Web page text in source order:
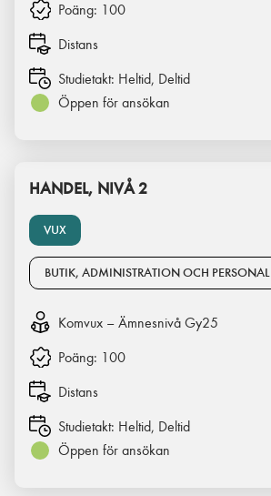
Poäng: 100
Distans
Studietakt: Heltid, Deltid
Öppen för ansökan
VUX
HANDEL, NIVÅ 2
BUTIK, ADMINISTRATION OCH PERSONAL
Komvux – Ämnesnivå Gy25
Poäng: 100
Distans
Studietakt: Heltid, Deltid
Öppen för ansökan